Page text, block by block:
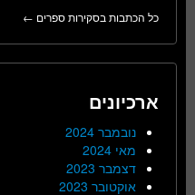
כל הכתבות בסקירות ספרים ←
ארכיונים
נובמבר 2024
מאי 2024
דצמבר 2023
אוקטובר 2023